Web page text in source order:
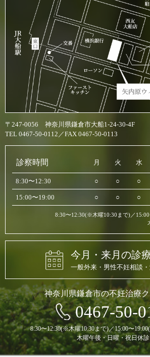
〒247-0056 神奈川県鎌倉市大船1-24-30-4F
TEL 0467-50-0112／FAX 0467-50-0113
診察時間 月 火 水
8:30〜12:30 ○ ○ ○
15:00〜19:00 ○ ○ ○
8:30〜12:30(※木曜10:30まで)／
今月・来月の診
一般外来・男性不妊相談
神奈川県鎌倉市の不妊治療
0467-50-
8:30〜12:30(※木曜10:30まで)／15:00〜
木曜午後・日曜・祝日休診